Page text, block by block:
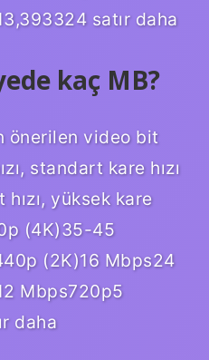
satır daha
kaç MB?
önerilen video bit
standart kare hızı
yüksek kare
(4K)35-45
(2K)16 Mbps24
Mbps720p5
daha